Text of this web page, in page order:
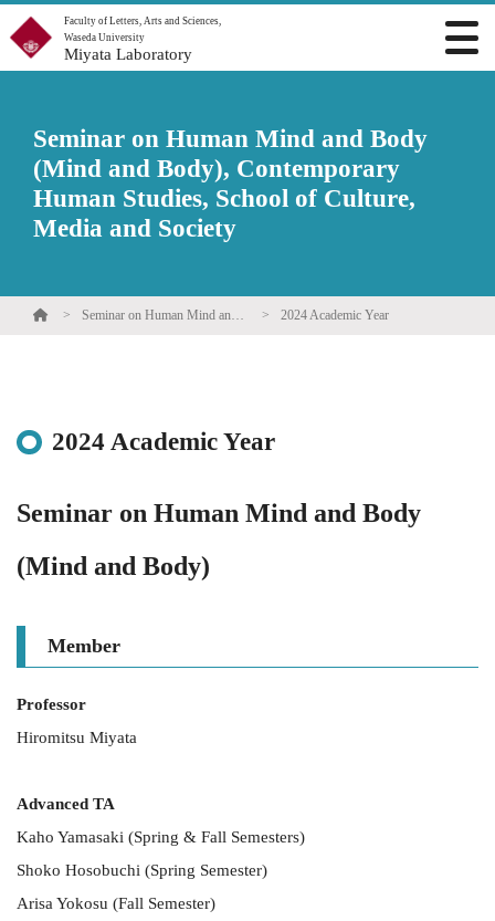
Faculty of Letters, Arts and Sciences,
Waseda University
Miyata Laboratory
Seminar on Human Mind and Body
(Mind and Body), Contemporary
Human Studies, School of Culture,
Media and Society
Seminar on Human Mind and Body (Mind and Body), Contemporary Human Studies, School of Culture, Media and Society 2024 Academic Year
2024 Academic Year
Seminar on Human Mind and Body
(Mind and Body)
Member
Professor
Hiromitsu Miyata
Advanced TA
Kaho Yamasaki (Spring & Fall Semesters)
Shoko Hosobuchi (Spring Semester)
Arisa Yokosu (Fall Semester)